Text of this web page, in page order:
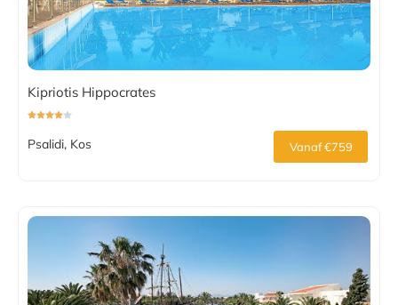
Kipriotis Hippocrates
Psalidi, Kos Vanaf €759